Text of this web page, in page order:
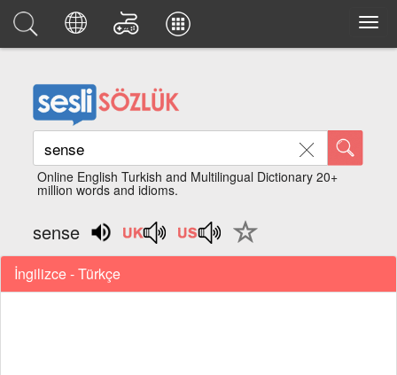
Online English Turkish and Multilingual Dictionary 20+
million words and idioms.
sense
İngilizce - Türkçe